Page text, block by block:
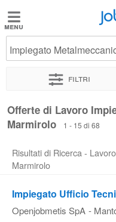
Jobbydoo
Offerte
Stipendi
Elenco
Impiegato
Filtri
Offerte di Lavoro
Marmirolo
1 - 15 di 68
Risultati di Ricerca -
Marmirolo
Impiegato Ufficio
Openjobmetis SpA -